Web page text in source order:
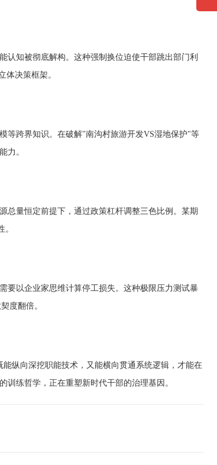
知被彻底解构。这种强制换位迫使干部跳出部门利
体决策框架。
跨界知识。在破解"南沟村旅游开发VS湿地保护"等
力。
量恒定前提下，通过政策杠杆调整三色比例。某期
以企业家思维计算停工损失。这种极限压力测试暴
度翻倍。
纵向深挖职能技术，又能横向贯通系统逻辑，才能在
练哲学，正在重塑新时代干部的治理基因。